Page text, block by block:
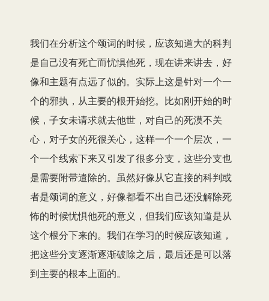
我们在分析这个颂词的时候，应该知道大的科判
是自己没有死亡而忧惧他死，现在讲来讲去，好
像和主题有点远了似的。实际上这是针对一个一
个的邪执，从主要的根开始挖。比如刚开始的时
候，子女未请求就去他世，对自己的死漠不关
心，对子女的死很关心，这样一个一个层次，一
个一个线索下来又引发了很多分支，这些分支也
是需要附带遣除的。虽然好像从它直接的科判或
者是颂词的意义，好像都看不出自己还没解除死
怖的时候忧惧他死的意义，但我们应该知道是从
这个根分下来的。我们在学习的时候应该知道，
把这些分支逐渐逐渐破除之后，最后还是可以落
到主要的根本上面的。